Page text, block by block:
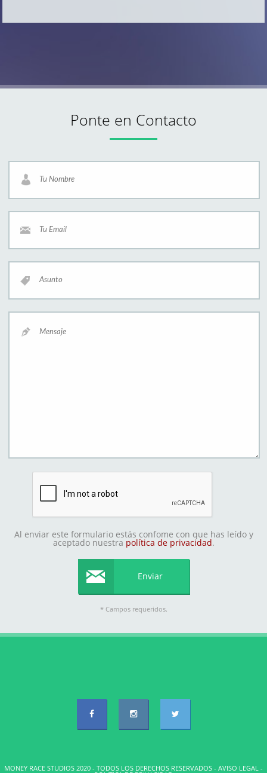
Ponte en Contacto
Al enviar este formulario estás confome con que has leído y
aceptado nuestra política de privacidad.
* Campos requeridos.
MONEY RACE STUDIOS 2020 - TODOS LOS DERECHOS RESERVADOS - AVISO LEGAL -